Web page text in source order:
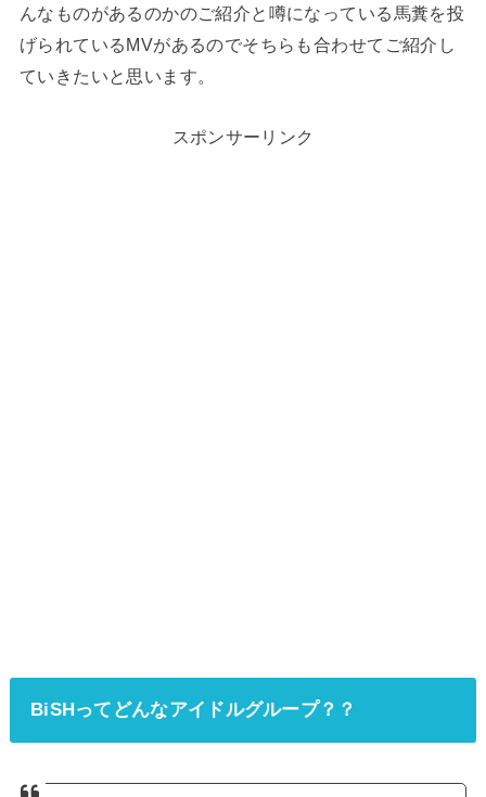
んなものがあるのかのご紹介と噂になっている馬糞を投
げられているMVがあるのでそちらも合わせてご紹介し
ていきたいと思います。
スポンサーリンク
BiSHってどんなアイドルグループ？？